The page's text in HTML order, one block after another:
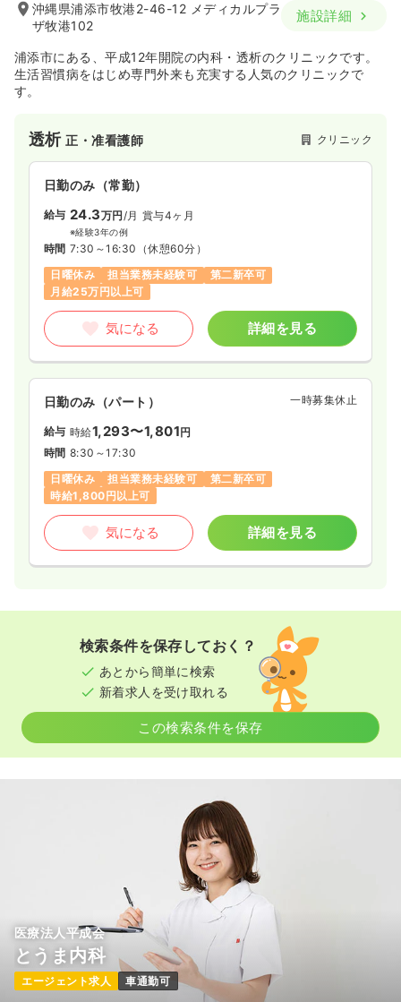
沖縄県浦添市牧港2-46-12 メディカルプラ
ザ牧港102
施設詳細
浦添市にある、平成12年開院の内科・透析のクリニックです。
生活習慣病をはじめ専門外来も充実する人気のクリニックで
す。
透析正・准看護師 クリニック
日勤のみ（常勤）
給与 24.3万円/月 賞与4ヶ月
※経験3年の例
時間 7:30～16:30 （休憩60分）
日曜休み
担当業務未経験可
第二新卒可
月給25万円以上可
気になる 詳細を見る
日勤のみ（パート） 一時募集休止
給与 時給1,293〜1,801円
時間 8:30～17:30
日曜休み
担当業務未経験可
第二新卒可
時給1,800円以上可
気になる 詳細を見る
検索条件を保存しておく？
あとから簡単に検索
新着求人を受け取れる
この検索条件を保存
医療法人平成会
とうま内科
エージェント求人 車通勤可